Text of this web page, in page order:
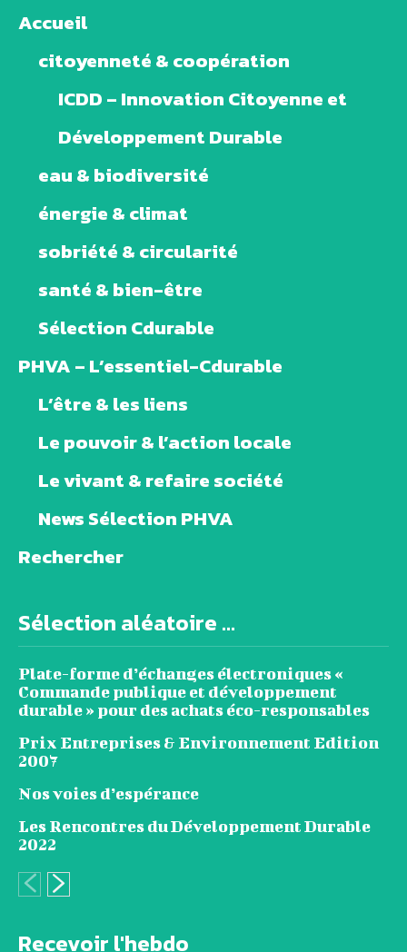
Accueil
citoyenneté & coopération
ICDD – Innovation Citoyenne et
Développement Durable
eau & biodiversité
énergie & climat
sobriété & circularité
santé & bien-être
Sélection Cdurable
PHVA – L’essentiel-Cdurable
L’être & les liens
Le pouvoir & l’action locale
Le vivant & refaire société
News Sélection PHVA
Rechercher
Sélection aléatoire ...
Plate-forme d’échanges électroniques «
Commande publique et développement
durable » pour des achats éco-responsables
Prix Entreprises & Environnement Edition
2007
Nos voies d’espérance
Les Rencontres du Développement Durable
2022
Recevoir l'hebdo